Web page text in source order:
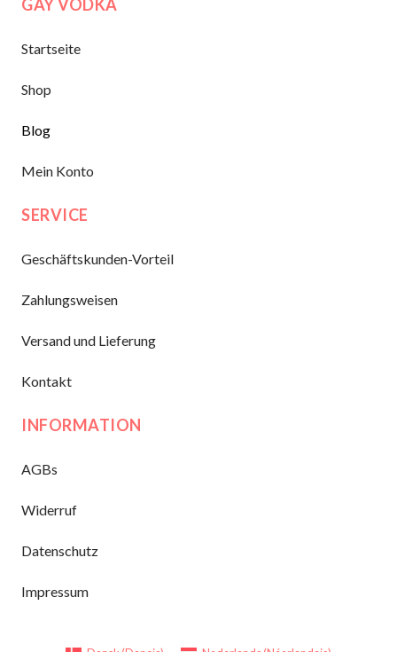
GAY VODKA
Startseite
Shop
Blog
Mein Konto
SERVICE
Geschäftskunden-Vorteil
Zahlungsweisen
Versand und Lieferung
Kontakt
INFORMATION
AGBs
Widerruf
Datenschutz
Impressum